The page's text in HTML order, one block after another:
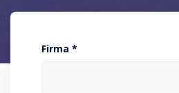
Firma *